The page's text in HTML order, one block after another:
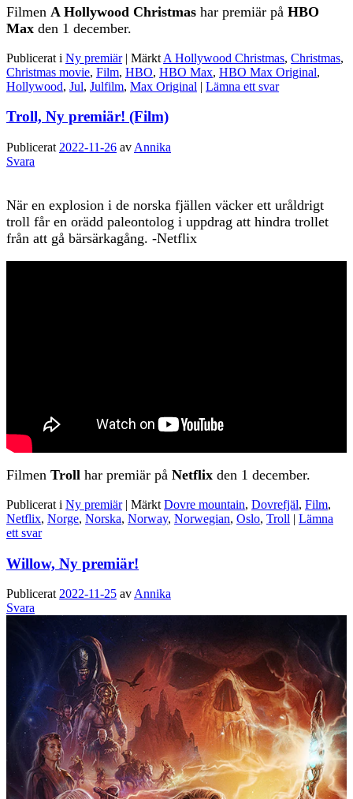
Filmen A Hollywood Christmas har premiär på HBO
Max den 1 december.
Publicerat i Ny premiär | Märkt A Hollywood Christmas, Christmas,
Christmas movie, Film, HBO, HBO Max, HBO Max Original,
Hollywood, Jul, Julfilm, Max Original | Lämna ett svar
Troll, Ny premiär! (Film)
Publicerat 2022-11-26 av Annika
Svara
När en explosion i de norska fjällen väcker ett uråldrigt
troll får en orädd paleontolog i uppdrag att hindra trollet
från att gå bärsärkagång. -Netflix
Filmen Troll har premiär på Netflix den 1 december.
Publicerat i Ny premiär | Märkt Dovre mountain, Dovrefjäl, Film,
Netflix, Norge, Norska, Norway, Norwegian, Oslo, Troll | Lämna
ett svar
Willow, Ny premiär!
Publicerat2022-11-25 avAnnika
Svara